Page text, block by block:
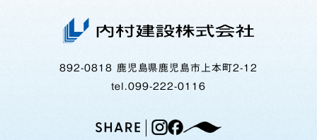
892-0818 鹿児島県鹿児島市上本町2-12
tel.099-222-0116